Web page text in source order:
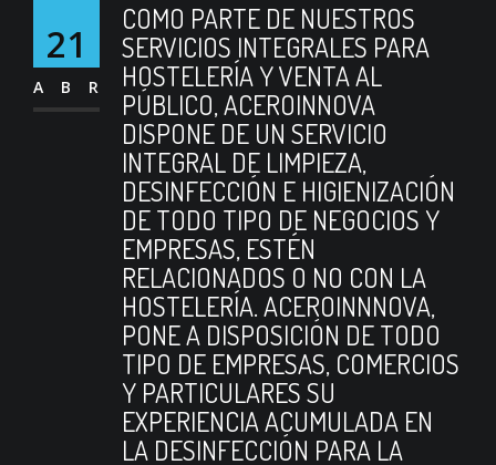
21
ABR
COMO PARTE DE NUESTROS
SERVICIOS INTEGRALES PARA
HOSTELERÍA Y VENTA AL
PÚBLICO, ACEROINNOVA
DISPONE DE UN SERVICIO
INTEGRAL DE LIMPIEZA,
DESINFECCIÓN E HIGIENIZACIÓN
DE TODO TIPO DE NEGOCIOS Y
EMPRESAS, ESTÉN
RELACIONADOS O NO CON LA
HOSTELERÍA. ACEROINNNOVA,
PONE A DISPOSICIÓN DE TODO
TIPO DE EMPRESAS, COMERCIOS
Y PARTICULARES SU
EXPERIENCIA ACUMULADA EN
LA DESINFECCIÓN PARA LA